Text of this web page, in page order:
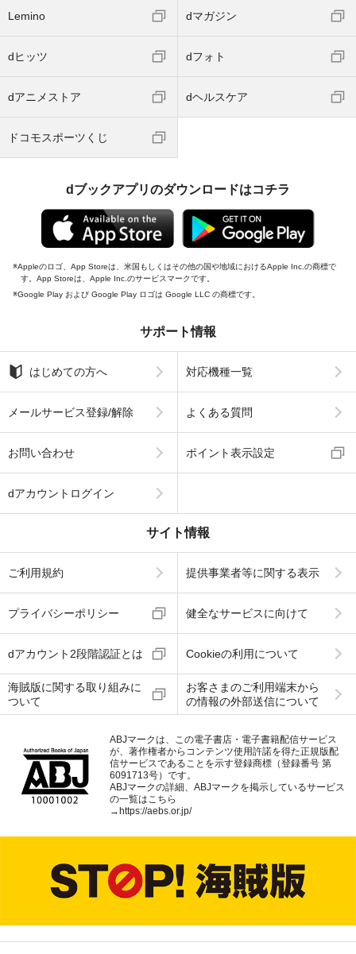
Lemino dマガジン
dヒッツ dフォト
dアニメストア dヘルスケア
ドコモスポーツくじ
dブックアプリのダウンロードはコチラ
Appleのロゴ、App Storeは、米国もしくはその他の国や地域におけるApple Inc.の商標で
す。App Storeは、Apple Inc.のサービスマークです。
Google Play および Google Play ロゴは Google LLC の商標です。
サポート情報
はじめての方へ 対応機種一覧
メールサービス登録/解除 よくある質問
お問い合わせ ポイント表示設定
dアカウントログイン
サイト情報
ご利用規約 提供事業者等に関する表示
プライバシーポリシー 健全なサービスに向けて
dアカウント2段階認証とは Cookieの利用について
海賊版に関する取り組みに
ついて
お客さまのご利用端末から
の情報の外部送信について
ABJマークは、この電子書店・電子書籍配信サービス
が、著作権者からコンテンツ使用許諾を得た正規版配
信サービスであることを示す登録商標（登録番号 第
6091713号）です。
ABJマークの詳細、ABJマークを掲示しているサービス
の一覧はこちら
→ https://aebs.or.jp/